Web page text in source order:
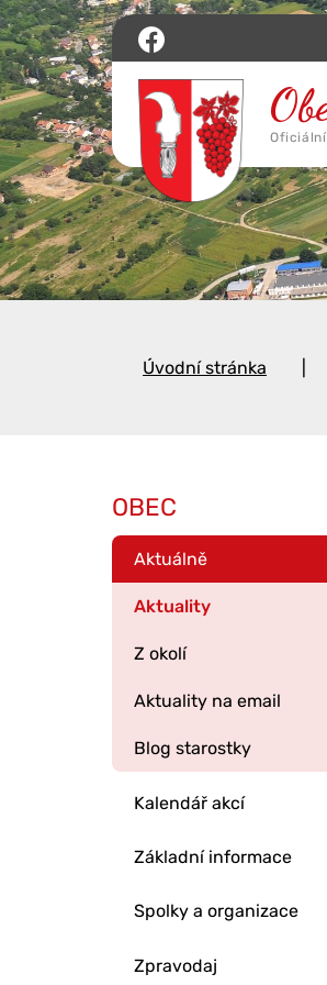
Úvodní stránka
OBEC
Aktuálně
Aktuality
Z okolí
Aktuality na email
Blog starostky
Kalendář akcí
Základní informace
Spolky a organizace
Zpravodaj